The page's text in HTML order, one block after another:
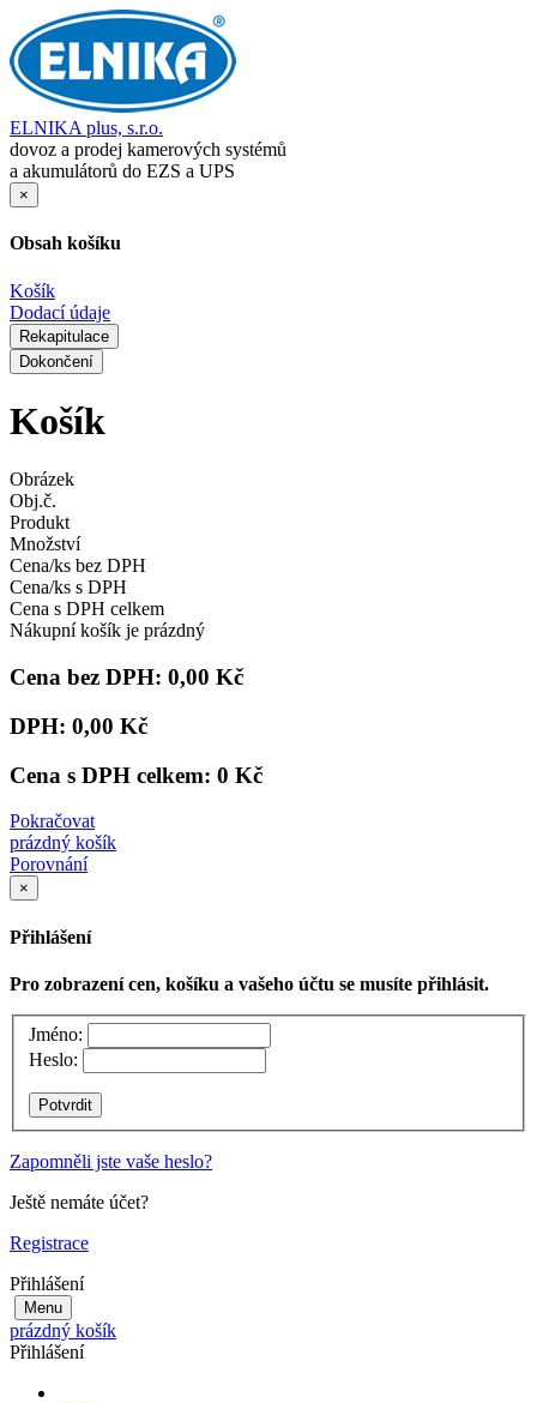
ELNIKA plus, s.r.o.
dovoz a prodej kamerových systémů
a akumulátorů do EZS a UPS
×
Obsah košíku
Košík
Dodací údaje
Rekapitulace
Dokončení
Košík
Obrázek
Obj.č.
Produkt
Množství
Cena/ks bez DPH
Cena/ks s DPH
Cena s DPH celkem
Nákupní košík je prázdný
Cena bez DPH: 0,00 Kč
DPH: 0,00 Kč
Cena s DPH celkem: 0 Kč
Pokračovat
prázdný košík
Porovnání
×
Přihlášení
Pro zobrazení cen, košíku a vašeho účtu se musíte přihlásit.
Jméno:
Heslo:
Zapomněli jste vaše heslo?
Ještě nemáte účet?
Registrace
Přihlášení
Menu
prázdný košík
Přihlášení